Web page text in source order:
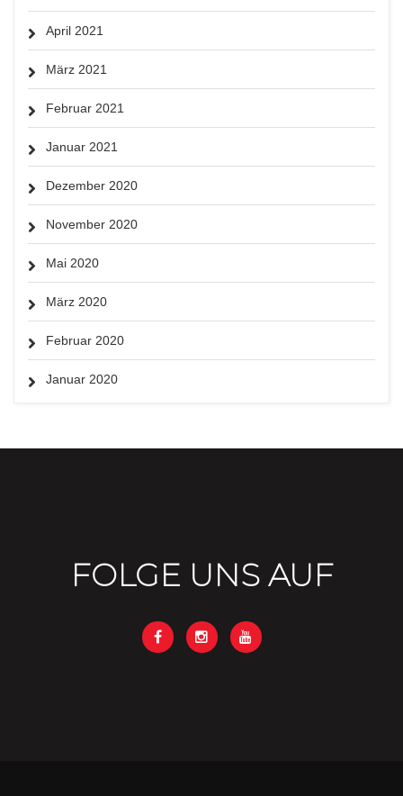
April 2021
März 2021
Februar 2021
Januar 2021
Dezember 2020
November 2020
Mai 2020
März 2020
Februar 2020
Januar 2020
FOLGE UNS AUF